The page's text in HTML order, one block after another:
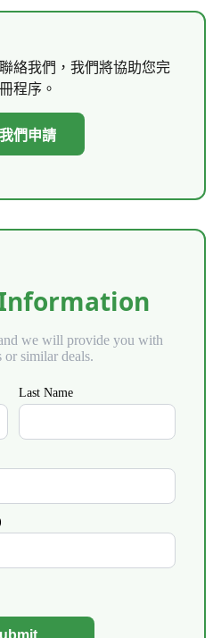
絡我們，我們將協助您完
程序。
們申請
we will provide you with
or similar deals.
Last Name